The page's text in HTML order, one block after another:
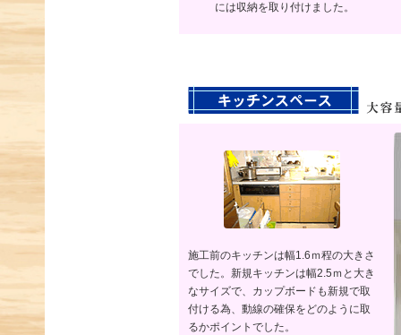
には収納を取り付けました。
施工前のキッチンは幅1.6ｍ程の大きさ
でした。新規キッチンは幅2.5ｍと大き
なサイズで、カップボードも新規で取
付ける為、動線の確保をどのように取
るかポイントでした。